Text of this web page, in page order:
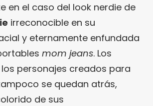
en el caso del look nerdie de
irreconocible en su
y eternamente enfundada
mom jeans. Los
personajes creados para
se quedan atrás,
de sus